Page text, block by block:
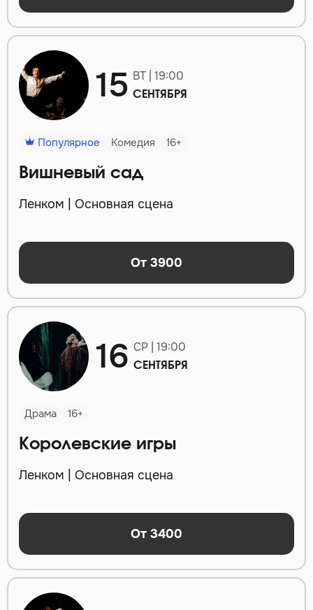
15 ВТ | 19:00
СЕНТЯБРЯ
Популярное Комедия 16+
Вишневый сад
Ленком | Основная сцена
От 3900
16 СР | 19:00
СЕНТЯБРЯ
Драма 16+
Королевские игры
Ленком | Основная сцена
От 3400